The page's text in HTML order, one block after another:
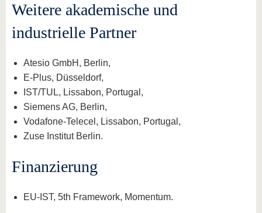
Weitere akademische und
industrielle Partner
Atesio GmbH, Berlin,
E-Plus, Düsseldorf,
IST/TUL, Lissabon, Portugal,
Siemens AG, Berlin,
Vodafone-Telecel, Lissabon, Portugal,
Zuse Institut Berlin.
Finanzierung
EU-IST, 5th Framework, Momentum.